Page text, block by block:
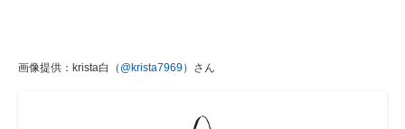
画像提供：krista白（ @krista7969）さん